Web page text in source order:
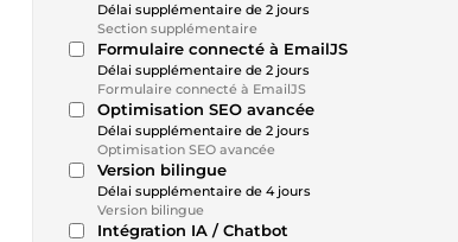
Délai supplémentaire de 2 jours
Section supplémentaire
Formulaire connecté à EmailJS
Délai supplémentaire de 2 jours
Formulaire connecté à EmailJS
Optimisation SEO avancée
Délai supplémentaire de 2 jours
Optimisation SEO avancée
Version bilingue
Délai supplémentaire de 4 jours
Version bilingue
Intégration IA / Chatbot